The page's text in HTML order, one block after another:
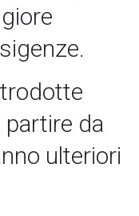
da
ulteriori